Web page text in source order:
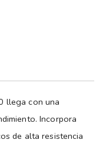
llega con una
Incorpora
de alta resistencia